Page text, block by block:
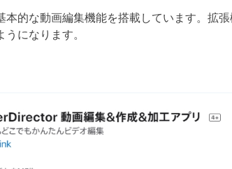
的な動画編集機能を搭載しています。拡
になります。